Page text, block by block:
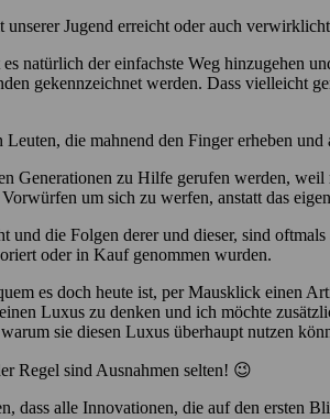
Jugend erreicht oder auch
natürlich der einfachste Weg hinzugehen
gekennzeichnet werden. Dass vielleicht
die mahnend den Finger erheben
Generationen zu Hilfe gerufen werden,
um sich zu werfen, anstatt das
und die Folgen derer und dieser, sind
oder in Kauf genommen wurden.
es doch heute ist, per Mausklick einen
Luxus zu denken und ich möchte
sie diesen Luxus überhaupt nutzen
Regel sind Ausnahmen selten! 😉
dass alle Innovationen, die auf den